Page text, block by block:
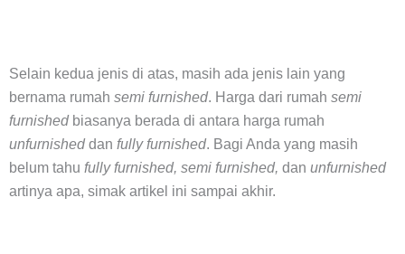
Selain kedua jenis di atas, masih ada jenis lain yang
bernama rumah semi furnished. Harga dari rumah semi
furnished biasanya berada di antara harga rumah
unfurnisheddan fully furnished. Bagi Anda yang masih
belum tahu fully furnished, semi furnished, dan unfurnished
artinya apa, simak artikel ini sampai akhir.